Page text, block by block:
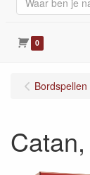
0
Bordspellen